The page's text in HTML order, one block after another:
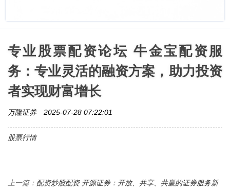
专业股票配资论坛 牛金宝配资服
务：专业灵活的融资方案，助力投资
者实现财富增长
万隆证券 2025-07-28 07:22:01
股票行情
上一篇： 配资炒股配资 开源证券：开放、共享、共赢的证券服务新